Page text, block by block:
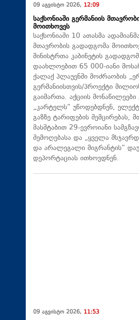
09 აგვისტო 2026, 12:09
საქსონიაში გერმანიის
მოითხოვეს
საქსონიაში 10 ათასმა
მთავრობის გადადგომა
მინისტრთა კაბინეტის
დაახლოებით 65 000-იანი
ქალაქ პლაუენში მოძრაობის
გერმანიისთვის/პროექტი
გაიმართა. აქციის
„კარტელს“ უწოდებდნენ,
გაზზე ტარიფების შემცირებას,
მასშტაბით 29-ევროიანი
შემოღებასა და „ყველა
და არალეგალი მიგრანტის“
დეპორტაციას ითხოვდნენ.
09 აგვისტო 2026, 11:53